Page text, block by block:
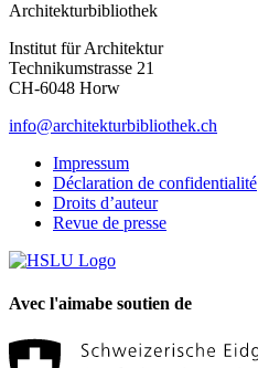
Architekturbibliothek
Institut für Architektur
Technikumstrasse 21
CH-6048 Horw
info@architekturbibliothek.ch
Impressum
Déclaration de confidentialité
Droits d’auteur
Revue de presse
Avec l'aimabe soutien de